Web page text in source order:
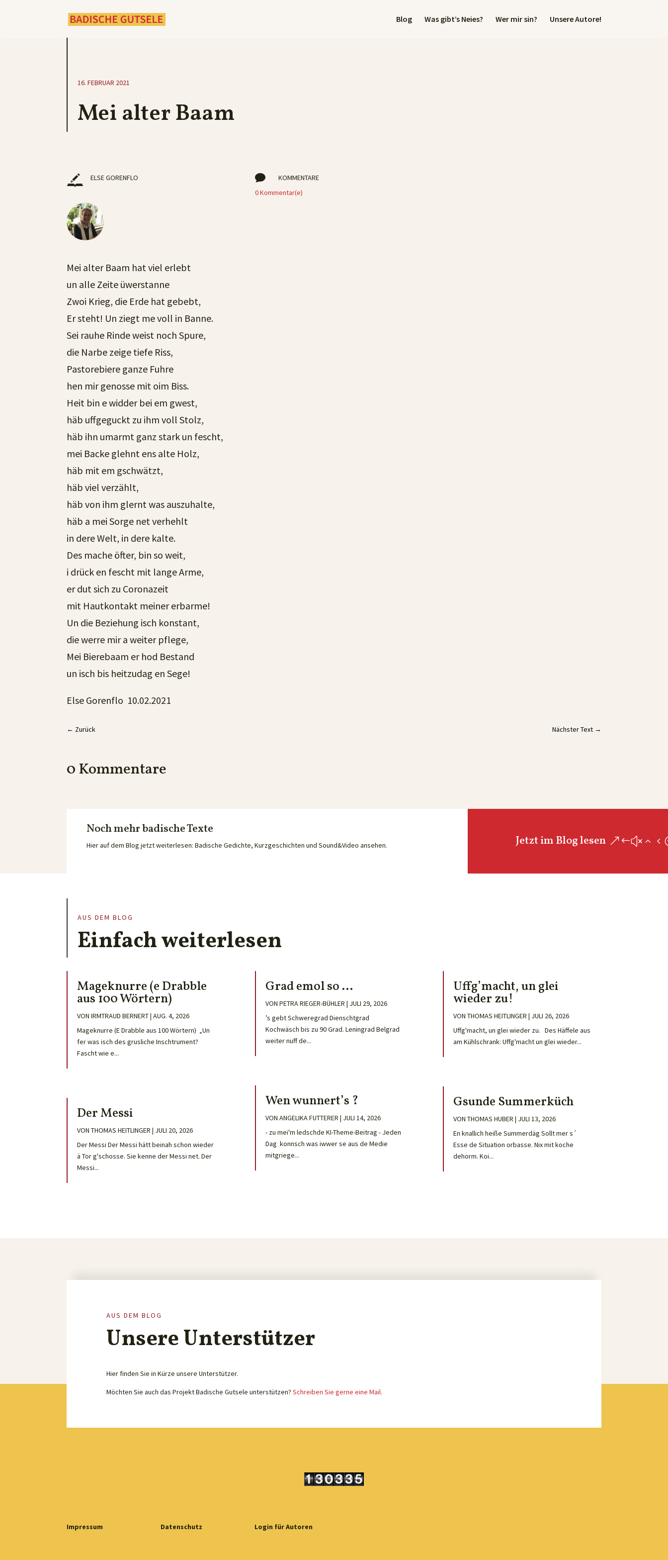
Blog Was gibt’s Neies? Wer mir sin? Unsere Autore!
16. FEBRUAR 2021
Mei alter Baam
ELSE GORENFLO 
KOMMENTARE
0 Kommentar(e)
Mei alter Baam hat viel erlebt
un alle Zeite üwerstanne
Zwoi Krieg, die Erde hat gebebt,
Er steht! Un ziegt me voll in Banne.
Sei rauhe Rinde weist noch Spure,
die Narbe zeige tiefe Riss,
Pastorebiere ganze Fuhre
hen mir genosse mit oim Biss.
Heit bin e widder bei em gwest,
häb uffgeguckt zu ihm voll Stolz,
häb ihn umarmt ganz stark un fescht,
mei Backe glehnt ens alte Holz,
häb mit em gschwätzt,
häb viel verzählt,
häb von ihm glernt was auszuhalte,
häb a mei Sorge net verhehlt
in dere Welt, in dere kalte.
Des mache öfter, bin so weit,
i drück en fescht mit lange Arme,
er dut sich zu Coronazeit
mit Hautkontakt meiner erbarme!
Un die Beziehung isch konstant,
die werre mir a weiter pflege,
Mei Bierebaam er hod Bestand
un isch bis heitzudag en Sege!
Else Gorenflo 10.02.2021
← Zurück Nächster Text→
0 Kommentare
Noch mehr badische Texte
Hier auf dem Blog jetzt weiterlesen: Badische Gedichte, Kurzgeschichten und Sound&Video ansehen. Jetzt im Blog lesen
AUS DEM BLOG
Einfach weiterlesen
Mageknurre (e Drabble
aus 100 Wörtern)
VONIRMTRAUD BERNERT|AUG. 4, 2026
Mageknurre (E Drabble aus 100 Wörtern) „Un
fer was isch des grusliche Inschtrument?
Fascht wie e...
Der Messi
VONTHOMAS HEITLINGER | JULI 20, 2026
Der Messi Der Messi hätt beinah schon wieder
ä Tor g'schosse. Sie kenne der Messi net. Der
Messi...
Grad emol so …
VON PETRA RIEGER-BÜHLER | JULI 29, 2026
’s gebt Schweregrad Dienschtgrad
Kochwäsch bis zu 90 Grad. Leningrad Belgrad
weiter nuff de...
Wen wunnert’s ?
VON ANGELIKA FUTTERER | JULI 14, 2026
- zu mei'm ledschde KI-Theme-Beitrag - Jeden
Dag konnsch was iwwer se aus de Medie
mitgriege...
Uffg’macht, un glei
wieder zu!
VON THOMAS HEITLINGER | JULI 26, 2026
Uffg'macht, un glei wieder zu. Des Häffele aus
am Kühlschrank: Uffg'macht un glei wieder...
Gsunde Summerküch
VON THOMAS HUBER | JULI 13, 2026
En knallich heiße Summerdäg Sollt mer s´
Esse de Situation orbasse. Nix mit koche
dehorm. Koi...
AUS DEM BLOG
Unsere Unterstützer
Hier finden Sie in Kürze unsere Unterstützer.
Möchten Sie auch das Projekt Badische Gutsele unterstützen?Schreiben Sie gerne eine Mail.
Impressum Datenschutz Login für Autoren